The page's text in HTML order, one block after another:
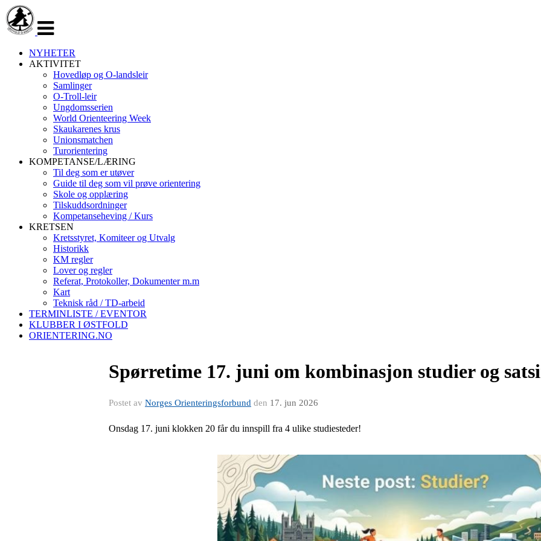
navigasjon
NYHETER
AKTIVITET
Hovedløp og O-landsleir
Samlinger
O-Troll-leir
Ungdomsserien
World Orienteering Week
Skaukarenes krus
Unionsmatchen
Turorientering
KOMPETANSE/LÆRING
Til deg som er utøver
Guide til deg som vil prøve orientering
Skole og opplæring
Tilskuddsordninger
Kompetanseheving / Kurs
KRETSEN
Kretsstyret, Komiteer og Utvalg
Historikk
KM regler
Lover og regler
Referat, Protokoller, Dokumenter m.m
Kart
Teknisk råd / TD-arbeid
TERMINLISTE / EVENTOR
KLUBBER I ØSTFOLD
ORIENTERING.NO
Spørretime 17. juni om kombinasjon studier og
Postet av Norges Orienteringsforbund den 17. jun 2026
Onsdag 17. juni klokken 20 får du innspill fra 4 ulike studiesteder!